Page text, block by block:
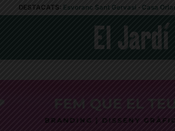
DESTACATS: Esvoranc Sant Gervasi · Casa